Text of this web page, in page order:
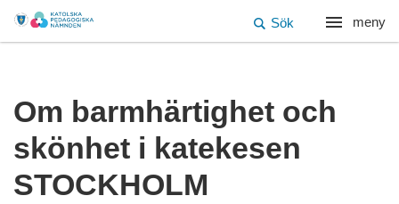
meny
Sök
Om barmhärtighet och
skönhet i katekesen
STOCKHOLM